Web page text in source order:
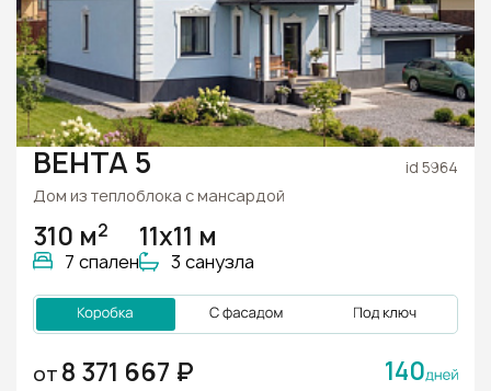
ВЕНТА 5 id 5964
Дом из теплоблока с мансардой
310 м2
7 спален
11х11 м
3 санузла
ОТ 8 371 667 ₽ 140